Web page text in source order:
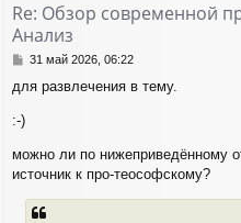
Re: Обзор современной
Анализ
С
о
щ
н
и
31 май 2026, 06:22
для развлечения в тему.
:-)
можно ли по нижеприведённому
источник к про-теософскому?